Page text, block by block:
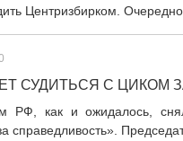
Центризбирком.
СУДИТЬСЯ С ЦИКОМ
РФ, как и ожидалось,
справедливость».